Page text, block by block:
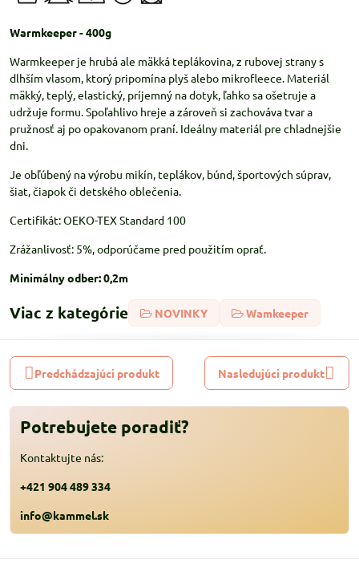
Warmkeeper - 400g
Warmkeeper je hrubá ale mäkká teplákovina, z rubovej strany s
dlhším vlasom, ktorý pripomína plyš alebo mikrofleece. Materiál
mäkký, teplý, elastický, príjemný na dotyk, ľahko sa ošetruje a
udržuje formu. Spoľahlivo hreje a zároveň si zachováva tvar a
pružnosť aj po opakovanom praní. Ideálny materiál pre chladnejšie
dni.
Je obľúbený na výrobu mikín, teplákov, búnd, športových súprav,
šiat, čiapok či detského oblečenia.
Certifikát: OEKO-TEX Standard 100
Zrážanlivosť: 5%, odporúčame pred použitím oprať.
Minimálny odber: 0,2m
Viac z kategórie NOVINKY Wamkeeper
Predchádzajúci produkt Nasledujúci produkt
Potrebujete poradiť?
Kontaktujte nás:
+421 904 489 334
info@kammel.sk